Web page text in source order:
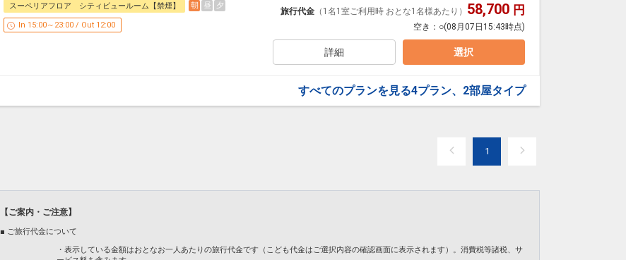
ユニバーサルシティ駅と、パークを結ぶメインストリートに面した絶好のロケーション！
パークで見た夢の続きを是非このホテルでご堪能下さい！！
スーペリアフロア シティビュールーム【禁煙】 朝 昼 夕
In 15:00～23:00 / Out 12:00
旅行代金 （1名1室ご利用時 おとな1名様あたり） 58,700 円
空き： ○(08月07日15:43時点)
詳細 選択
すべてのプランを見る4プラン、2部屋タイプ
1
【ご案内・ご注意】
■ ご旅行代金について
・表示している金額はおとなお一人あたりの旅行代金です（こども代金はご選択内容の確認画面に表示されます）。消費税等諸税、サ